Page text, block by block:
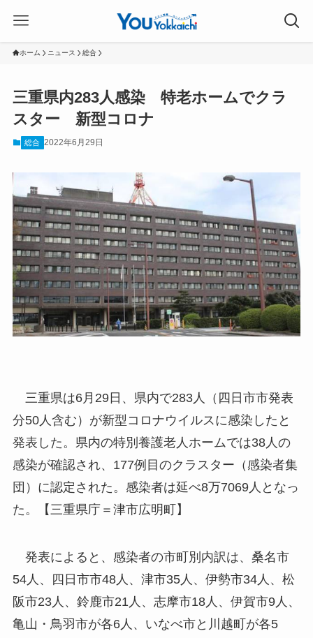
ホーム ニュース 総合
三重県内283人感染 特老ホームでクラ
スター 新型コロナ
総合 2022年6月29日
三重県は6月29日、県内で283人（四日市市発表
分50人含む）が新型コロナウイルスに感染したと
発表した。県内の特別養護老人ホームでは38人の
感染が確認され、177例目のクラスター（感染者集
団）に認定された。感染者は延べ8万7069人となっ
た。【三重県庁＝津市広明町】
発表によると、感染者の市町別内訳は、桑名市
54人、四日市市48人、津市35人、伊勢市34人、松
阪市23人、鈴鹿市21人、志摩市18人、伊賀市9人、
亀山・鳥羽市が各6人、いなべ市と川越町が各5